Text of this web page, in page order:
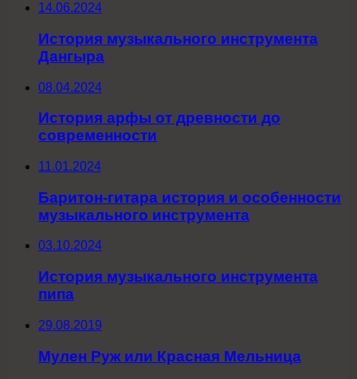
14.06.2024
История музыкального инструмента
Дангыра
08.04.2024
История арфы от древности до
современности
11.01.2024
Баритон-гитара история и особенности
музыкального инструмента
03.10.2024
История музыкального инструмента
пипа
29.08.2019
Мулен Руж или Красная Мельница